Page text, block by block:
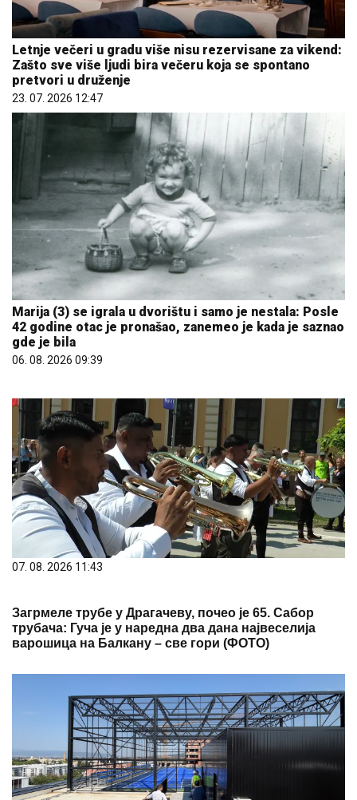
Letnje večeri u gradu više nisu rezervisane za vikend:
Zašto sve više ljudi bira večeru koja se spontano
pretvori u druženje
23. 07. 2026 12:47
Marija (3) se igrala u dvorištu i samo je nestala: Posle
42 godine otac je pronašao, zanemeo je kada je saznao
gde je bila
06. 08. 2026 09:39
07. 08. 2026 11:43
Загрмеле трубе у Драгачеву, почео је 65. Сабор
трубача: Гуча је у наредна два дана највеселија
варошица на Балкану – све гори (ФОТО)